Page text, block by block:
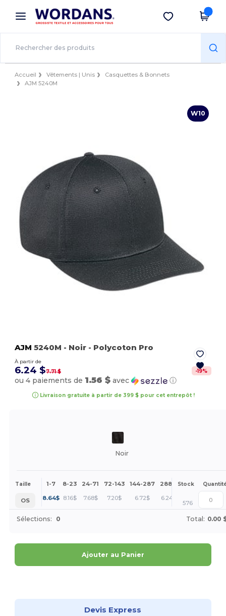
× Appli Wordans
Meilleurs prix sur l’app !
Obtenir l'appli
Accueil Vêtements | Unis
Casquettes & Bonnets
AJM 5240M
W10
AJM 5240M - Noir - Polycoton Pro
À partir de
6.24 $7.71 $ -19%
ou 4 paiements de 1.56 $ avec ⓘ
Livraison gratuite à partir de 399 $ pour cet entrepôt !
Noir
Taille 1-7 8-23 24-71 72-143 144-287 288 + Plus
Stock
OS 8.64$ 8.16$ 7.68$ 7.20$ 6.72$ 6.24 +
576
Sélections: 0 Total: 0.00
Ajouter au Panier
Devis Express